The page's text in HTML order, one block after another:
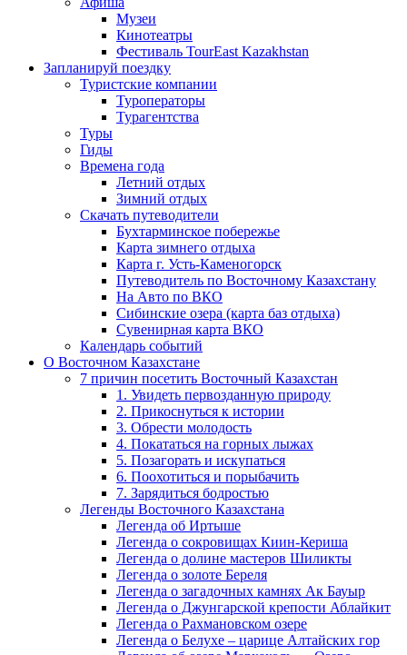
Музеи
Кинотеатры
Фестиваль TourEast Kazakhstan
Запланируй поездку
Туристские компании
Туроператоры
Турагентства
Туры
Гиды
Времена года
Летний отдых
Зимний отдых
Скачать путеводители
Бухтарминское побережье
Карта зимнего отдыха
Карта г. Усть-Каменогорск
Путеводитель по Восточному Казахстану
На Авто по ВКО
Сибинские озера (карта баз отдыха)
Сувенирная карта ВКО
Календарь событий
О Восточном Казахстане
7 причин посетить Восточный Казахстан
1. Увидеть первозданную природу
2. Прикоснуться к истории
3. Обрести молодость
4. Покататься на горных лыжах
5. Позагорать и искупаться
6. Поохотиться и порыбачить
7. Зарядиться бодростью
Легенды Восточного Казахстана
Легенда об Иртыше
Легенда о сокровищах Киин-Кериша
Легенда о долине мастеров Шиликты
Легенда о золоте Береля
Легенда о загадочных камнях Ак Бауыр
Легенда о Джунгарской крепости Аблайкит
Легенда о Рахмановском озере
Легенда о Белухе – царице Алтайских гор